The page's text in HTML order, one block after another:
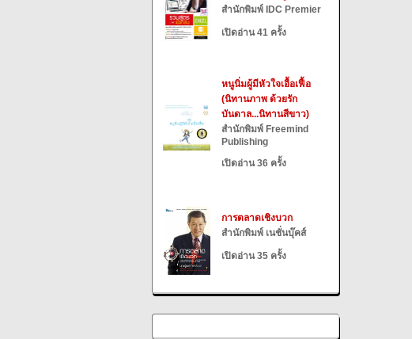
สำนักพิมพ์ IDC Premier
เปิดอ่าน 41 ครั้ง
หนูนิ่มผู้มีหัวใจเอื้อเฟื้อ
(นิทานภาพ ด้วยรัก
บันดาล...นิทานสีขาว)
สำนักพิมพ์ Freemind
Publishing
เปิดอ่าน 36 ครั้ง
การตลาดเชิงบวก
สำนักพิมพ์ เนชั่นบุ๊คส์
เปิดอ่าน 35 ครั้ง